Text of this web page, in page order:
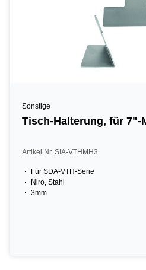
Sonstige
Tisch-Halterung, für 7"-
Artikel Nr. SIA-VTHMH3
Für SDA-VTH-Serie
Niro, Stahl
3mm